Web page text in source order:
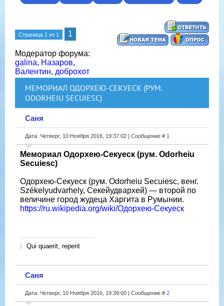
Страница 1 из 1 1
Модератор форума:
galina, Назаров,
Валентин, доброхот
МЕМОРИАЛ ОДОРХЕЮ-СЕКУЕСК (РУМ.
ODORHEIU SECUIESC)
Саня
Дата: Четверг, 10 Ноября 2016, 19:37:02 | Сообщение # 1
Мемориал Одорхею-Секуеск (рум. Odorheiu
Secuiesc)
Одорхею-Секуеск (рум. Odorheiu Secuiesc, венг.
Székelyudvarhely, Секейудвархей) — второй по
величине город жудеца Харгита в Румынии.
https://ru.wikipedia.org/wiki/Одорхею-Секуеск
Qui quaerit, reperit
Саня
Дата: Четверг, 10 Ноября 2016, 19:39:00 | Сообщение # 2